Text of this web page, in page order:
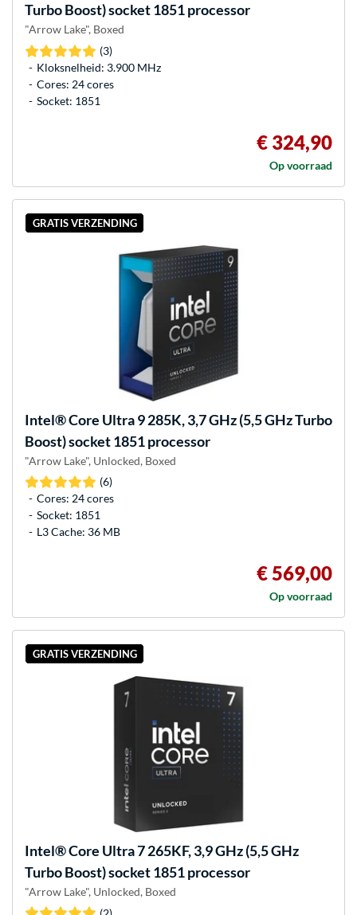
Turbo Boost) socket 1851 processor
"Arrow Lake", Boxed
(3)
Kloksnelheid: 3.900 MHz
Cores: 24 cores
Socket: 1851
€ 324,90
Op voorraad
GRATIS VERZENDING
Intel®Core Ultra 9 285K, 3,7 GHz (5,5 GHz Turbo
Boost) socket 1851 processor
"Arrow Lake", Unlocked, Boxed
(6)
Cores: 24 cores
Socket: 1851
L3 Cache: 36 MB
€ 569,00
Op voorraad
GRATIS VERZENDING
Intel®Core Ultra 7 265KF, 3,9 GHz (5,5 GHz
Turbo Boost) socket 1851 processor
"Arrow Lake", Unlocked, Boxed